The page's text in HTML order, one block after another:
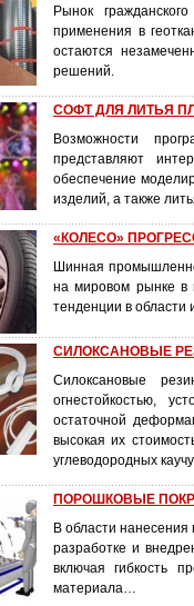
Рынок
применения в
остаются
решений.
СОФТ ДЛЯ ЛИТЬЯ
Возможности
представляют
обеспечение
изделий, а также
«КОЛЕСО»
Шинная
на мировом рынке в
тенденции в области
СИЛОКСАНОВЫЕ
Силоксановые
огнестойкостью,
остаточной
высокая их
углеводородных
ПОРОШКОВЫЕ
В области
разработке и
включая гибкость
материала…